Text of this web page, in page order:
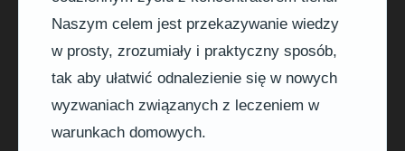
Naszym celem jest przekazywanie wiedzy
w prosty, zrozumiały i praktyczny sposób,
tak aby ułatwić odnalezienie się w nowych
wyzwaniach związanych z leczeniem w
warunkach domowych.